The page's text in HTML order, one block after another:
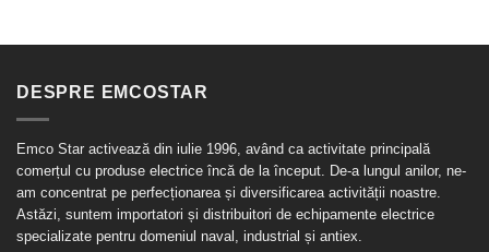
DESPRE EMCOSTAR
Emco Star activează din iulie 1996, având ca activitate principală
comerțul cu produse electrice încă de la început. De-a lungul anilor, ne-
am concentrat pe perfecționarea și diversificarea activității noastre.
Astăzi, suntem importatori și distribuitori de echipamente electrice
specializate pentru domeniul naval, industrial și antiex.